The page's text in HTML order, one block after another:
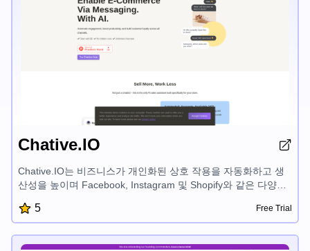
Chative.IO
Chative.IO는 비즈니스가 개인화된 상호 작용을 자동화하고 생
산성을 높이며 Facebook, Instagram 및 Shopify와 같은 다양한
랫폼입니다. 자동화된 에이전트, 전체 채널 받은 편지함 및 소셜
메시징용 CRM과 같은 AI 기반 기능을 통해 Chative는 고객 경험
5 Free Trial